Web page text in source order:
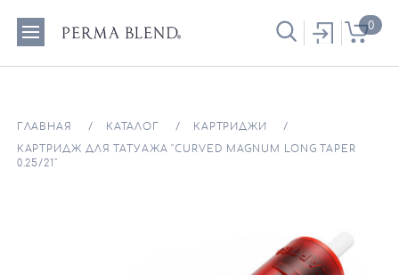
0
ГЛАВНАЯ КАТАЛОГ КАРТРИДЖИ
КАРТРИДЖ ДЛЯ ТАТУАЖА "CURVED MAGNUM LONG TAPER
0.25/21"